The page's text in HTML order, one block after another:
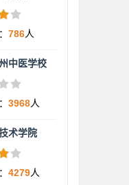
786人
中医学校
3968人
术学院
4279人